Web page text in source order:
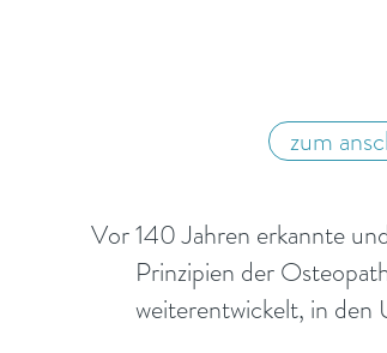
zum
Vor 140 Jahren erkannte
Prinzipien der
weiterentwickelt, in den